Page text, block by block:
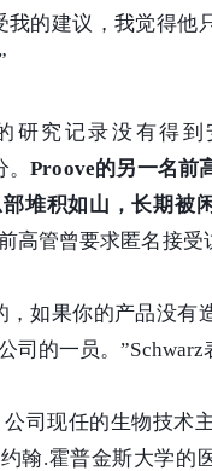
我的建议，我觉得他
研究记录没有得到
。Proove的另一名前
堆积如山，长期被闲
高管曾要求匿名接受
，如果你的产品没有
司的一员。”Schwarz
公司现任的生物技术
翰.霍普金斯大学的